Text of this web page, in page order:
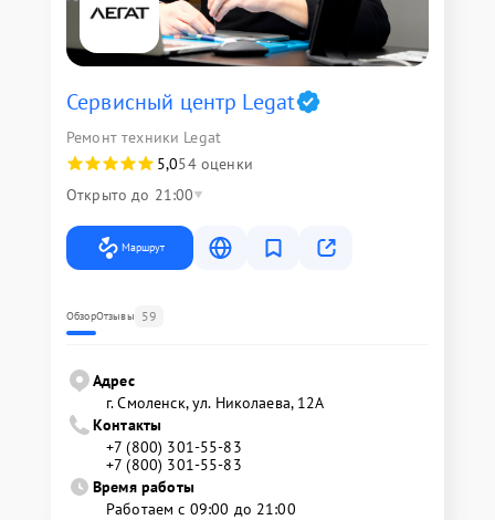
Сервисный центр Legat
Ремонт техники Legat
5,054 оценки
Открыто до 21:00
Маршрут
ОбзорОтзывы 59
Адрес
г. Смоленск, ул. Николаева, 12А
Контакты
+7 (800) 301-55-83
+7 (800) 301-55-83
Время работы
Работаем с 09:00 до 21:00